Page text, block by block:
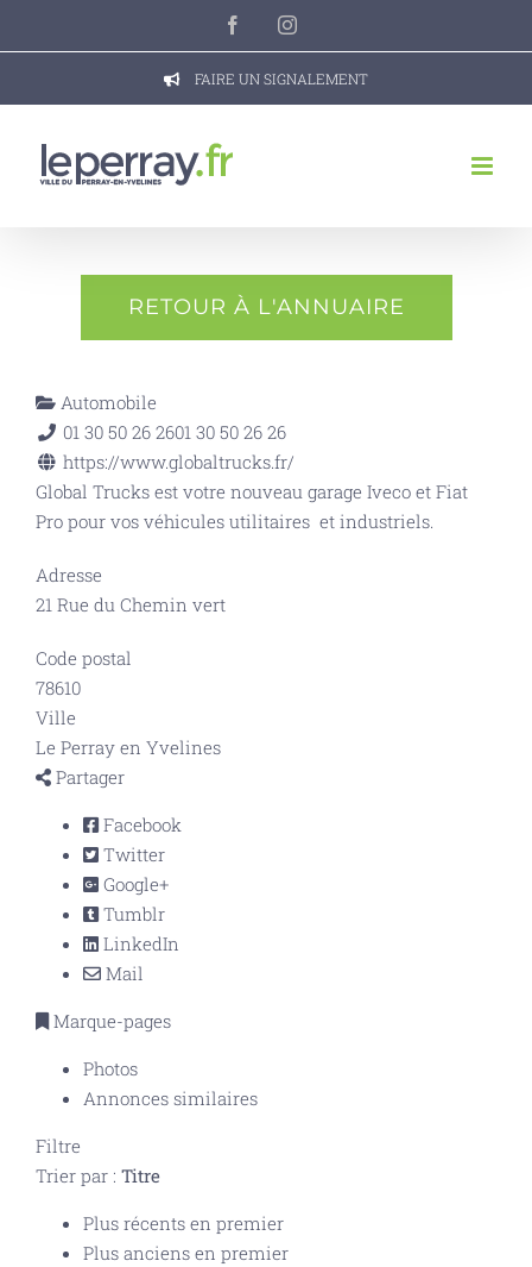
FacebookInstagram
FAIRE UN SIGNALEMENT
RETOUR À L'ANNUAIRE
Automobile
01 30 50 26 2601 30 50 26 26
https://www.globaltrucks.fr/
Global Trucks est votre nouveau garage Iveco et Fiat
Pro pour vos véhicules utilitaires et industriels.
Adresse
21 Rue du Chemin vert
Code postal
78610
Ville
Le Perray en Yvelines
Partager
Facebook
Twitter
Google+
Tumblr
LinkedIn
Mail
Marque-pages
Photos
Annonces similaires
Filtre
Trier par : Titre
Plus récents en premier
Plus anciens en premier